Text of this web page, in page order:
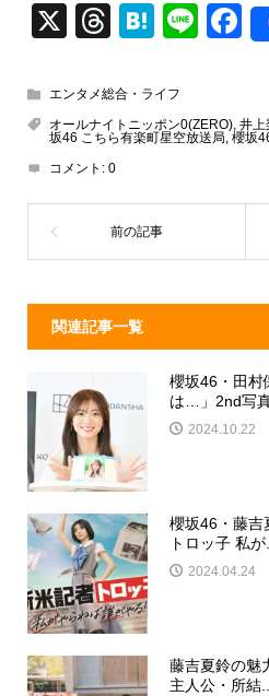
X
T
e
a
d
s
H
e
n
Li
F
e
o
k
エンタメ総合・ライフ
オールナイトニッポン0(ZERO), 井上
坂46 こちら有楽町星空放送局, 櫻坂
コメント: 0
関連記事一覧
櫻坂46・田村
は…」2nd写真
2024.10.22
櫻坂46・藤吉
トロッ子 私が...
2024.04.24
藤吉夏鈴の魅
主人公・所結...